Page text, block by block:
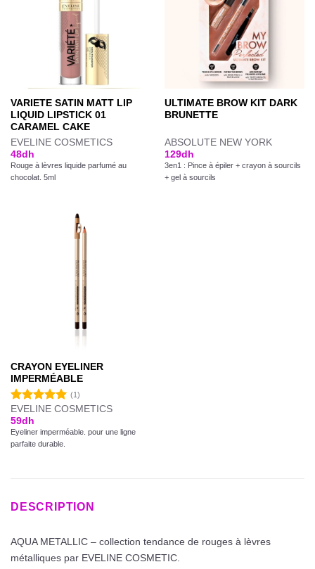
VARIETE SATIN MATT LIP
LIQUID LIPSTICK 01
CARAMEL CAKE
EVELINE COSMETICS
48dh
Rouge à lèvres liquide parfumé au
chocolat. 5ml
ULTIMATE BROW KIT DARK
BRUNETTE
ABSOLUTE NEW YORK
129dh
3en1 : Pince à épiler + crayon à sourcils
+ gel à sourcils
CRAYON EYELINER
IMPERMÉABLE
Note5.00
sur 5
(1)
EVELINE COSMETICS
59dh
Eyeliner imperméable. pour une ligne
parfaite durable.
DESCRIPTION
AQUA METALLIC – collection tendance de rouges à lèvres
métalliques par EVELINE COSMETIC.